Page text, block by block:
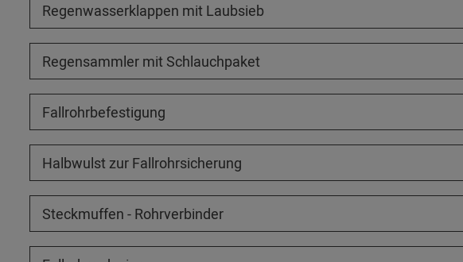
Regenwasserklappen mit Laubsieb
Regensammler mit Schlauchpaket
Fallrohrbefestigung
Halbwulst zur Fallrohrsicherung
Steckmuffen - Rohrverbinder